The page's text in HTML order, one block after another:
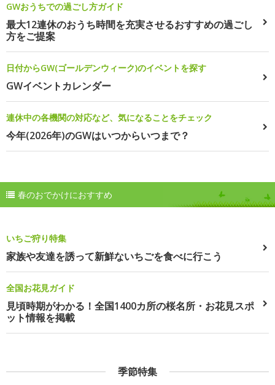
GWおうちでの過ごし方ガイド
最大12連休のおうち時間を充実させるおすすめの過ごし
方をご提案
日付からGW(ゴールデンウィーク)のイベントを探す
GWイベントカレンダー
連休中の各機関の対応など、気になることをチェック
今年(2026年)のGWはいつからいつまで？
春のおでかけにおすすめ
いちご狩り特集
家族や友達を誘って新鮮ないちごを食べに行こう
全国お花見ガイド
見頃時期がわかる！全国1400カ所の桜名所・お花見スポ
ット情報を掲載
季節特集